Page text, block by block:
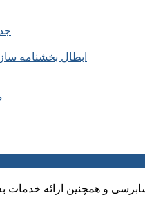
ابطال بخشنامه
و همچنین ارائه خدمات